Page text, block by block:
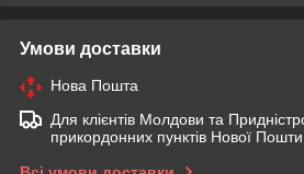
Умови доставки
Нова Пошта
Для клієнтів Молдови та
прикордонних пунктів Нової